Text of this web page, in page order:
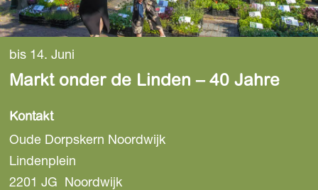
e
p
bis 14. Juni
Markt onder de Linden – 40 Jahre
Kontakt
Oude Dorpskern Noordwijk
Lindenplein
2201 JG Noordwijk